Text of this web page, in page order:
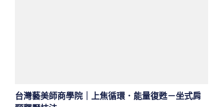
台灣藝美師商學院｜上焦循環．能量復甦－坐式肩